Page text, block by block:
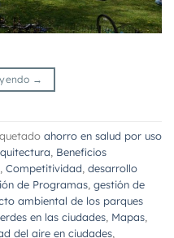
→
ahorro en salud por uso
Beneficios
Competitividad desarrollo
de Programas gestión de
ambiental de los parques
en las ciudades Mapas
del aire en ciudades